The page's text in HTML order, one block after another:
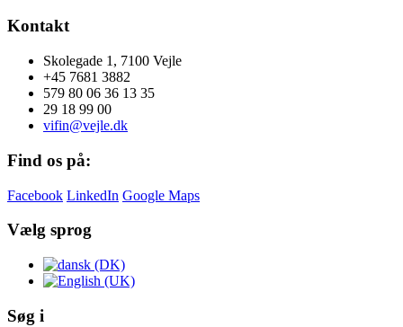
Kontakt
Skolegade 1, 7100 Vejle
+45 7681 3882
579 80 06 36 13 35
29 18 99 00
vifin@vejle.dk
Find os på:
Facebook LinkedIn Google Maps
Vælg sprog
Søg i